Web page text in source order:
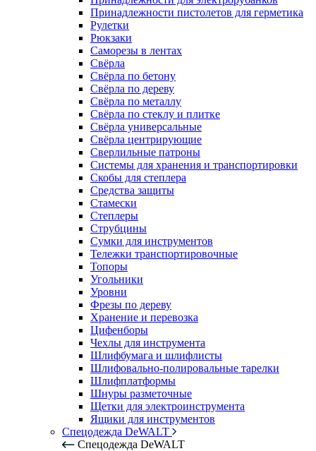
Принадлежности пистолетов для герметика
Рулетки
Рюкзаки
Саморезы в лентах
Свёрла
Свёрла по бетону
Свёрла по дереву
Свёрла по металлу
Свёрла по стеклу и плитке
Свёрла универсальные
Свёрла центрирующие
Сверлильные патроны
Системы для хранения и транспортировки
Скобы для степлера
Средства защиты
Стамески
Степлеры
Струбцины
Сумки для инструментов
Тележки транспортировочные
Топоры
Угольники
Уровни
Фрезы по дереву
Хранение и перевозка
Цифенборы
Чехлы для инструмента
Шлифбумага и шлифлисты
Шлифовально-полировальные тарелки
Шлифплатформы
Шнуры разметочные
Щетки для электроинструмента
Ящики для инструментов
Спецодежда DeWALT
Спецодежда DeWALT